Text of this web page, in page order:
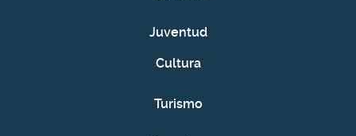
Juventud
Cultura
Turismo